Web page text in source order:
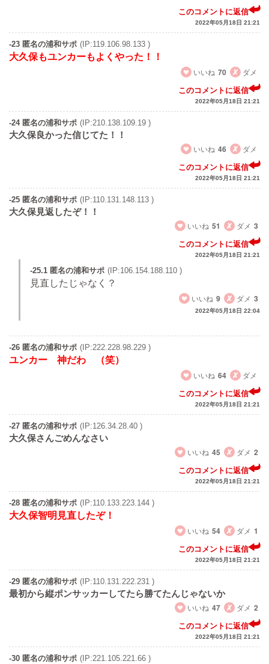
このコメントに返信
2022年05月18日 21:21
-23 匿名の浦和サポ (IP:119.106.98.133 )
大久保もユンカーもよくやった！！
いいね 70 ダメ
このコメントに返信
2022年05月18日 21:21
-24 匿名の浦和サポ (IP:210.138.109.19 )
大久保良かった信じてた！！
いいね 46 ダメ
このコメントに返信
2022年05月18日 21:21
-25 匿名の浦和サポ (IP:110.131.148.113 )
大久保見返したぞ！！
いいね 51 ダメ 3
このコメントに返信
2022年05月18日 21:21
-25.1 匿名の浦和サポ (IP:106.154.188.110 )
見直したじゃなく？
いいね 9 ダメ 3
2022年05月18日 22:04
-26 匿名の浦和サポ (IP:222.228.98.229 )
ユンカー 神だわ （笑）
いいね 64 ダメ
このコメントに返信
2022年05月18日 21:21
-27 匿名の浦和サポ (IP:126.34.28.40 )
大久保さんごめんなさい
いいね 45 ダメ 2
このコメントに返信
2022年05月18日 21:21
-28 匿名の浦和サポ (IP:110.133.223.144 )
大久保智明見直したぞ！
いいね 54 ダメ 1
このコメントに返信
2022年05月18日 21:21
-29 匿名の浦和サポ (IP:110.131.222.231 )
最初から縦ポンサッカーしてたら勝てたんじゃないか
いいね 47 ダメ 2
このコメントに返信
2022年05月18日 21:21
-30 匿名の浦和サポ (IP:221.105.221.66 )